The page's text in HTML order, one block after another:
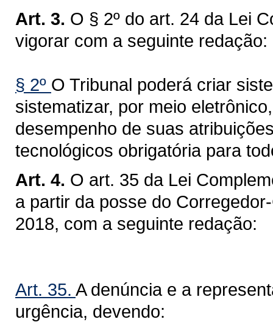
Art. 3. O § 2º do art. 24 da Lei
vigorar com a seguinte redação:
§ 2º O Tribunal poderá criar
sistematizar, por meio
desempenho de suas
tecnológicos obrigatória para
Art. 4. O art. 35 da Lei
a partir da posse do
2018, com a seguinte redação:
Art. 35. A denúncia e a
urgência, devendo: